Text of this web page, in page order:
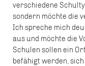
verschiedene
sondern möchte die
Ich spreche mich
aus und möchte die
Schulen sollen ein
befähigt werden,